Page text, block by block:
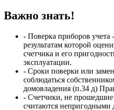
Важно знать!
- Поверка приборов учета
результатам которой
счетчика и его
эксплуатации.
- Сроки поверки или
соблюдаться
домовладения (п.34 д)
- Счетчики, не прошедшие
считаются непригодными